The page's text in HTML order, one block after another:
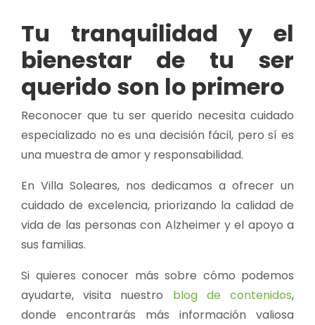
Tu tranquilidad y el
bienestar de tu ser
querido son lo primero
Reconocer que tu ser querido necesita cuidado
especializado no es una decisión fácil, pero sí es
una muestra de amor y responsabilidad.
En Villa Soleares, nos dedicamos a ofrecer un
cuidado de excelencia, priorizando la calidad de
vida de las personas con Alzheimer y el apoyo a
sus familias.
Si quieres conocer más sobre cómo podemos
ayudarte, visita nuestro
blog de contenidos,
donde encontrarás más información valiosa